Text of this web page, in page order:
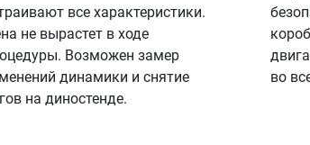
все характеристики.
не вырастет в ходе
Возможен замер
динамики и снятие
на диностенде.
во